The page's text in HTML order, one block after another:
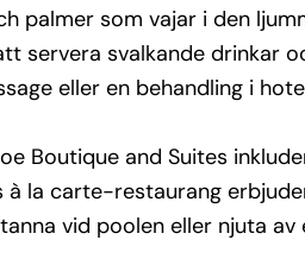
sviterna på Aloe Boutique
ljusa och omsorgsfullt
Här möts stil och
balkong eller terrass och
Executivesviterna på cirka
på två platn, de med pool
våningen.
palmer som vajar i den
servera svalkande drinkar
eller en behandling i
Boutique and Suites
à la carte-restaurang
vid poolen eller njuta